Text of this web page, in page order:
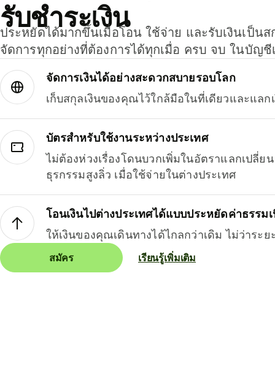
รับชำระเงิน
ประหยัดได้มากขึ้นเมื่อโอน ใช้จ่าย และรับเงินเป็น
จัดการทุกอย่างที่ต้องการได้ทุกเมื่อ ครบ จบ ในบัญชี
จัดการเงินได้อย่างสะดวกสบายรอบโลก
เก็บสกุลเงินของคุณไว้ใกล้มือในที่เดียวและแลก
บัตรสำหรับใช้งานระหว่างประเทศ
ไม่ต้องห่วงเรื่องโดนบวกเพิ่มในอัตราแลกเปลี่ย
ธุรกรรมสูงลิ่ว เมื่อใช้จ่ายในต่างประเทศ
โอนเงินไปต่างประเทศได้แบบประหยัดค่าธรรม
ให้เงินของคุณเดินทางได้ไกลกว่าเดิม ไม่ว่าระย
สมัคร เรียนรู้เพิ่มเติม